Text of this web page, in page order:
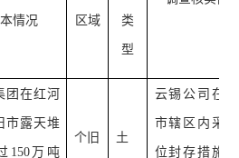
情况 区域 类
型
团在红河
市露天堆
150万吨
个旧 土
云锡公司在
市辖区内采
位封存措施